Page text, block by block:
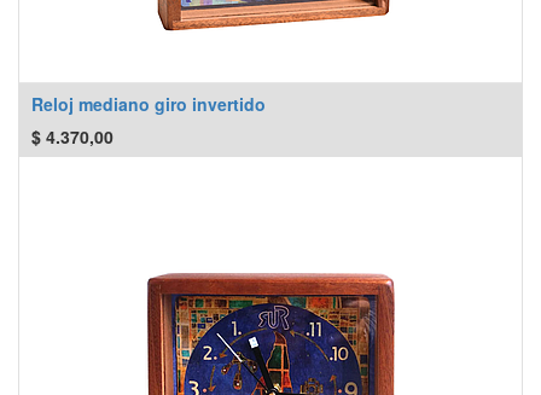
Reloj mediano giro invertido
$ 4.370,00